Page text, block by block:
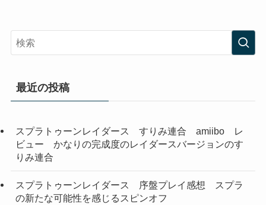
最近の投稿
スプラトゥーンレイダース すりみ連合 amiibo レ
ビュー かなりの完成度のレイダースバージョンのす
りみ連合
スプラトゥーンレイダース 序盤プレイ感想 スプラ
の新たな可能性を感じるスピンオフ